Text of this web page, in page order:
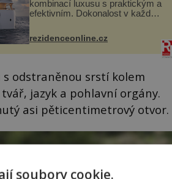
kombinací luxusu s praktickým a
efektivním. Dokonalost v každém
Casa, kterou byly vybaveny její
paluby. Monacký přístav nabízí
každoročn...
rezidenceonline.cz
odstraněnou srstí kolem
jazyk a pohlavní orgány.
asi pěticentimetrový otvor.
soubory cookie.